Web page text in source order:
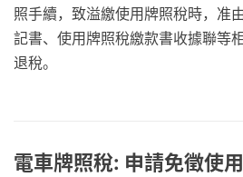
照手續，致溢繳使用牌照稅時，准
記書、使用牌照稅繳款書收據聯等
退稅。
電車牌照稅: 申請免徵使